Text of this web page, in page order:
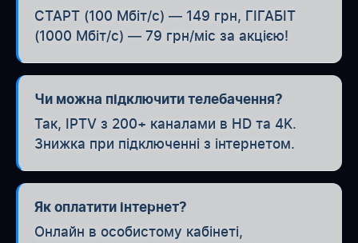
СТАРТ (100 Мбіт/с) — 149 грн, ГІГАБІТ
(1000 Мбіт/с) — 79 грн/міс за акцією!
Чи можна підключити телебачення?
Так, IPTV з 200+ каналами в HD та 4K.
Знижка при підключенні з інтернетом.
Як оплатити інтернет?
Онлайн в особистому кабінеті,